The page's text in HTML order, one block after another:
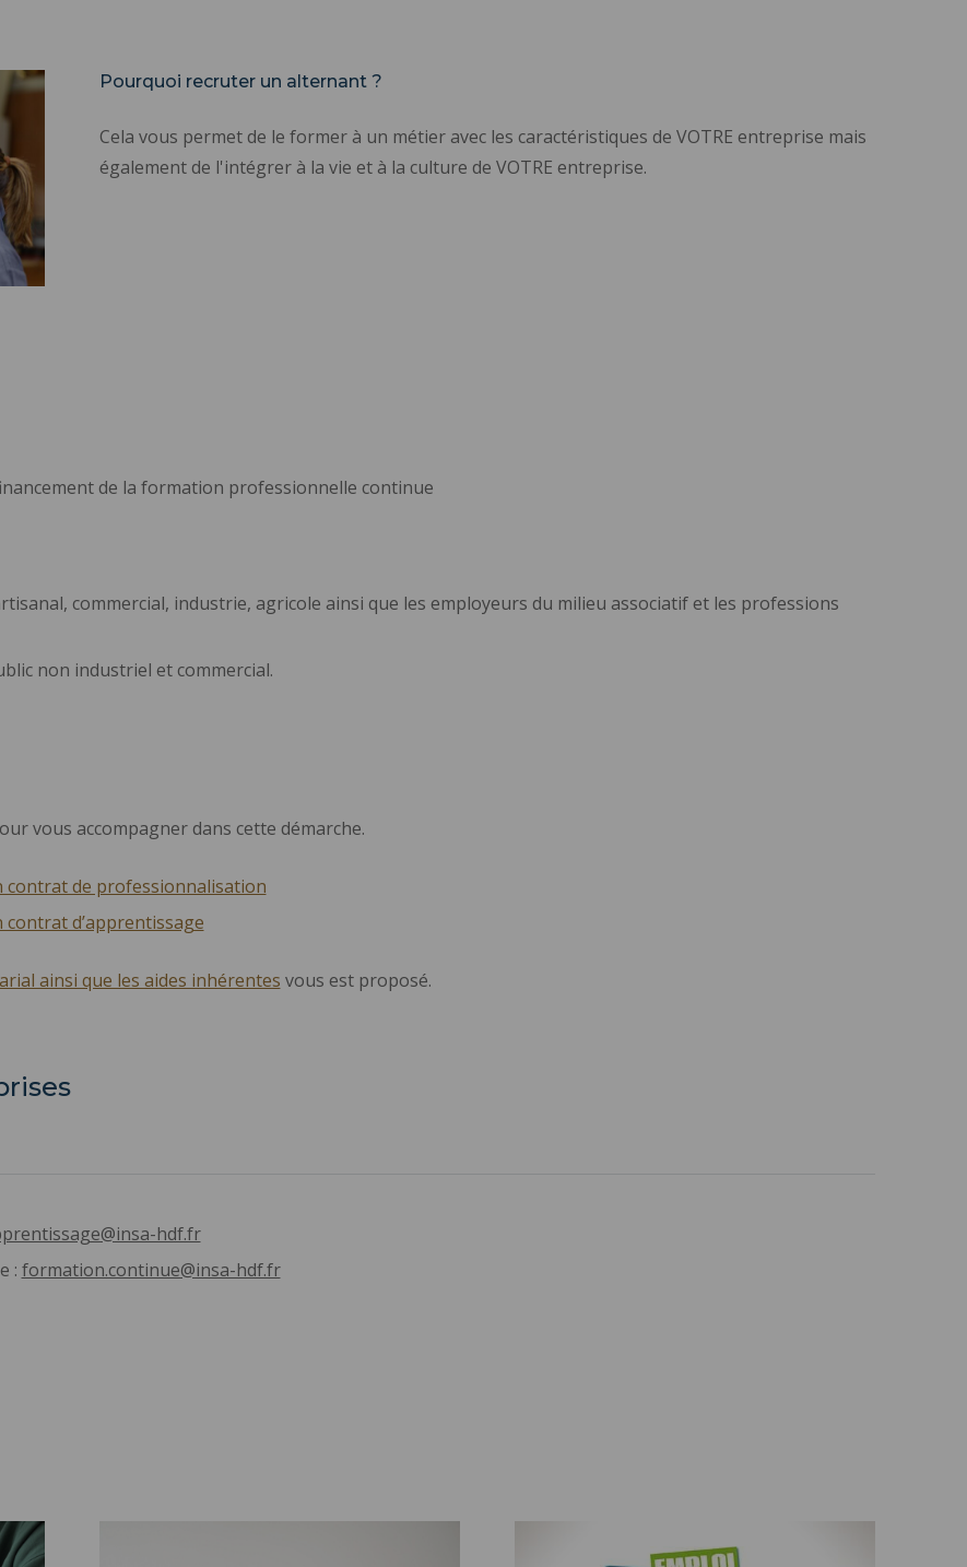
Pourquoi recruter un alternant ?
Cela vous permet de le former à un métier avec les caractéristiques de VOTRE entreprise mais
également de l'intégrer à la vie et à la culture de VOTRE entreprise.
de la formation professionnelle continue
commercial, industrie, agricole ainsi que les employeurs du milieu associatif et les professions
non industriel et commercial.
vous accompagner dans cette démarche.
contrat de professionnalisation
contrat d’apprentissage
ainsi que les aides inhérentes vous est proposé.
hdf.fr
: formation.continue@insa-hdf.fr
ou